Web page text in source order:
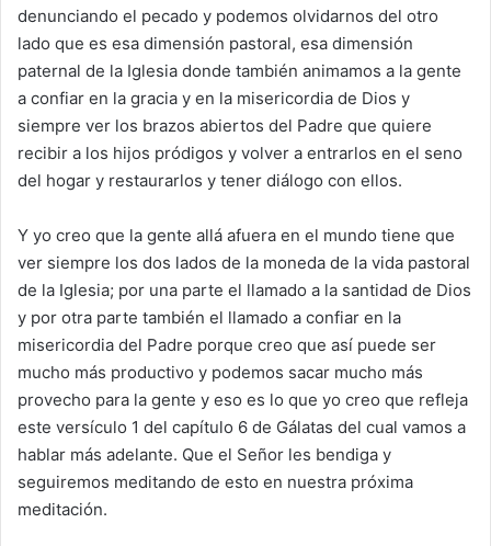
denunciando el pecado y podemos olvidarnos del otro
lado que es esa dimensión pastoral, esa dimensión
paternal de la Iglesia donde también animamos a la gente
a confiar en la gracia y en la misericordia de Dios y
siempre ver los brazos abiertos del Padre que quiere
recibir a los hijos pródigos y volver a entrarlos en el seno
del hogar y restaurarlos y tener diálogo con ellos.
Y yo creo que la gente allá afuera en el mundo tiene que
ver siempre los dos lados de la moneda de la vida pastoral
de la Iglesia; por una parte el llamado a la santidad de Dios
y por otra parte también el llamado a confiar en la
misericordia del Padre porque creo que así puede ser
mucho más productivo y podemos sacar mucho más
provecho para la gente y eso es lo que yo creo que refleja
este versículo 1 del capítulo 6 de Gálatas del cual vamos a
hablar más adelante. Que el Señor les bendiga y
seguiremos meditando de esto en nuestra próxima
meditación.